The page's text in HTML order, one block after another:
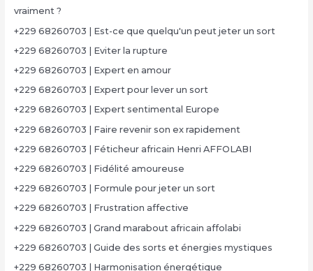
vraiment ?
+229 68260703 | Est-ce que quelqu'un peut jeter un sort
+229 68260703 | Eviter la rupture
+229 68260703 | Expert en amour
+229 68260703 | Expert pour lever un sort
+229 68260703 | Expert sentimental Europe
+229 68260703 | Faire revenir son ex rapidement
+229 68260703 | Féticheur africain Henri AFFOLABI
+229 68260703 | Fidélité amoureuse
+229 68260703 | Formule pour jeter un sort
+229 68260703 | Frustration affective
+229 68260703 | Grand marabout africain affolabi
+229 68260703 | Guide des sorts et énergies mystiques
+229 68260703 | Harmonisation énergétique